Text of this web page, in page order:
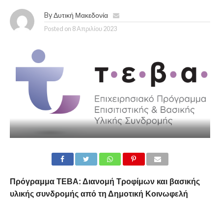
By Δυτική Μακεδονία
Posted on 8 Απριλίου 2023
Πρόγραμμα ΤΕΒΑ: Διανομή Τροφίμων και βασικής
υλικής συνδρομής από τη Δημοτική Κοινωφελή